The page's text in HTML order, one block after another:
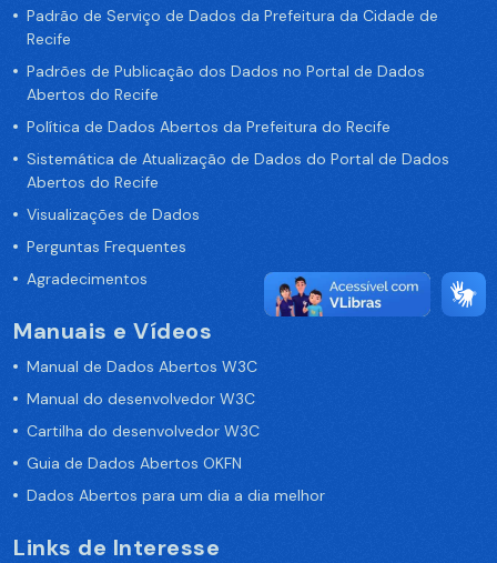
Padrão de Serviço de Dados da Prefeitura da Cidade de
Recife
Padrões de Publicação dos Dados no Portal de Dados
Abertos do Recife
Política de Dados Abertos da Prefeitura do Recife
Sistemática de Atualização de Dados do Portal de Dados
Abertos do Recife
Visualizações de Dados
Perguntas Frequentes
Agradecimentos
Manuais e Vídeos
Manual de Dados Abertos W3C
Manual do desenvolvedor W3C
Cartilha do desenvolvedor W3C
Guia de Dados Abertos OKFN
Dados Abertos para um dia a dia melhor
Links de Interesse